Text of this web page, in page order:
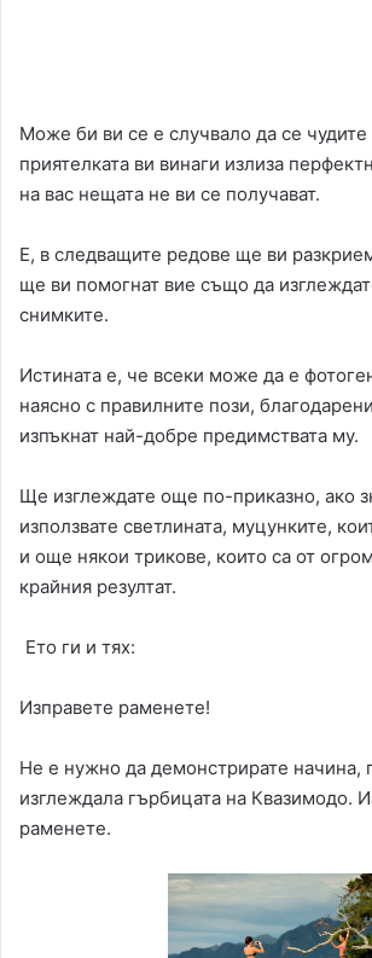
Може би ви се е случвало да се
приятелката ви винаги излиза
на вас нещата не ви се получават.
Е, в следващите редове ще ви
ще ви помогнат вие също да
снимките.
Истината е, че всеки може да е
наясно с правилните пози,
изпъкнат най-добре предимствата му.
Ще изглеждате още по-приказно, ако
използвате светлината, муцунките,
и още някои трикове, които са от
крайния резултат.
Ето ги и тях:
Изправете раменете!
Не е нужно да демонстрирате начина,
изглеждала гърбицата на Квазимодо.
раменете.